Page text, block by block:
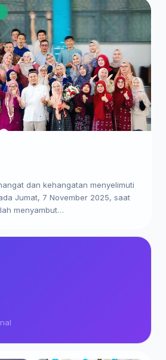
dan kehangatan menyelimuti
Jumat, 7 November 2025, saat
menyambut…